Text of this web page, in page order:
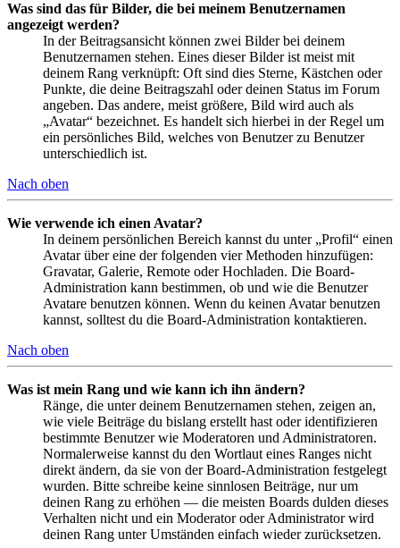
Was sind das für Bilder, die bei meinem Benutzernamen
angezeigt werden?
In der Beitragsansicht können zwei Bilder bei deinem
Benutzernamen stehen. Eines dieser Bilder ist meist mit
deinem Rang verknüpft: Oft sind dies Sterne, Kästchen oder
Punkte, die deine Beitragszahl oder deinen Status im Forum
angeben. Das andere, meist größere, Bild wird auch als
„Avatar“ bezeichnet. Es handelt sich hierbei in der Regel um
ein persönliches Bild, welches von Benutzer zu Benutzer
unterschiedlich ist.
Nach oben
Wie verwende ich einen Avatar?
In deinem persönlichen Bereich kannst du unter „Profil“ einen
Avatar über eine der folgenden vier Methoden hinzufügen:
Gravatar, Galerie, Remote oder Hochladen. Die Board-
Administration kann bestimmen, ob und wie die Benutzer
Avatare benutzen können. Wenn du keinen Avatar benutzen
kannst, solltest du die Board-Administration kontaktieren.
Nach oben
Was ist mein Rang und wie kann ich ihn ändern?
Ränge, die unter deinem Benutzernamen stehen, zeigen an,
wie viele Beiträge du bislang erstellt hast oder identifizieren
bestimmte Benutzer wie Moderatoren und Administratoren.
Normalerweise kannst du den Wortlaut eines Ranges nicht
direkt ändern, da sie von der Board-Administration festgelegt
wurden. Bitte schreibe keine sinnlosen Beiträge, nur um
deinen Rang zu erhöhen — die meisten Boards dulden dieses
Verhalten nicht und ein Moderator oder Administrator wird
deinen Rang unter Umständen einfach wieder zurücksetzen.